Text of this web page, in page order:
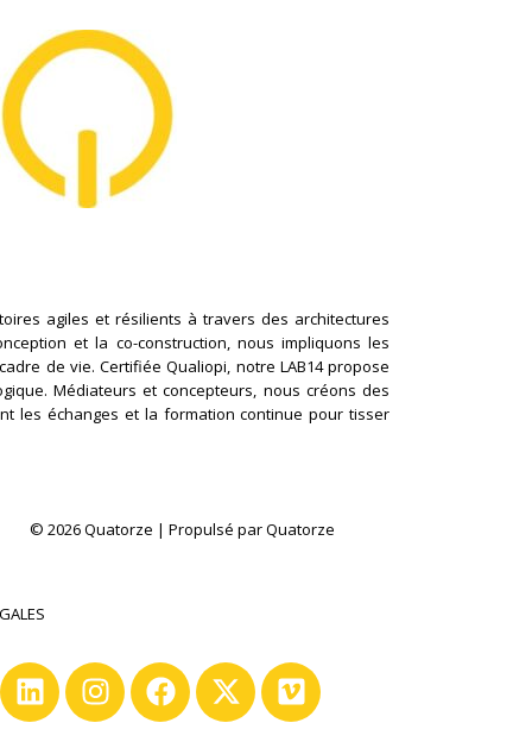
agiles et résilients à travers des architectures
et la co-construction, nous impliquons les
de vie. Certifiée Qualiopi, notre LAB14 propose
Médiateurs et concepteurs, nous créons des
les échanges et la formation continue pour tisser
© 2026 Quatorze | Propulsé par Quatorze